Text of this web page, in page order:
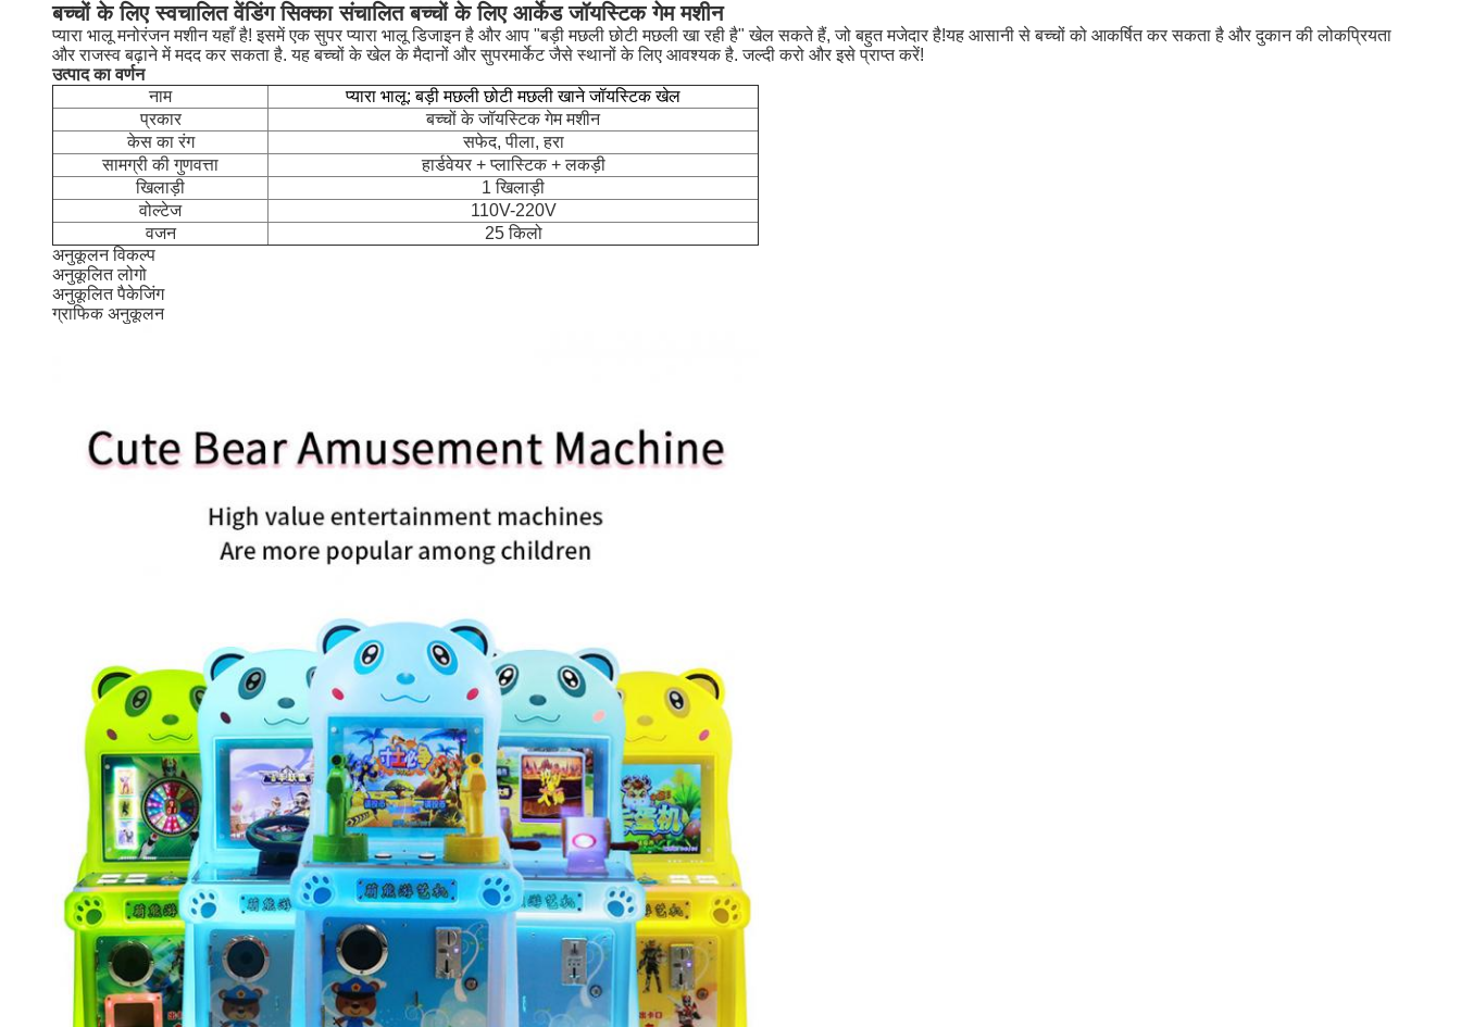
बच्चों के लिए स्वचालित वेंडिंग सिक्का संचालित बच्चों के लिए आर्केड जॉयस्टिक गेम मशीन
प्यारा भालू मनोरंजन मशीन यहाँ है! इसमें एक सुपर प्यारा भालू डिजाइन है और आप "बड़ी मछली छोटी मछली खा रही है" खेल सकते हैं, जो बहुत मजेदार है!यह आसानी से बच्चों को आकर्षित कर सकता है और दुकान की लोकप्रियता
और राजस्व बढ़ाने में मदद कर सकता है. यह बच्चों के खेल के मैदानों और सुपरमार्केट जैसे स्थानों के लिए आवश्यक है. जल्दी करो और इसे प्राप्त करें!
उत्पाद का वर्णन
नाम
प्यारा भालू: बड़ी मछली छोटी मछली खाने जॉयस्टिक खेल
प्रकार
बच्चों के जॉयस्टिक गेम मशीन
केस का रंग
सफेद, पीला, हरा
सामग्री की गुणवत्ता
हार्डवेयर + प्लास्टिक + लकड़ी
खिलाड़ी
1 खिलाड़ी
वोल्टेज
110V-220V
वजन
25 किलो
अनुकूलन विकल्प
अनुकूलित लोगो
अनुकूलित पैकेजिंग
ग्राफिक अनुकूलन